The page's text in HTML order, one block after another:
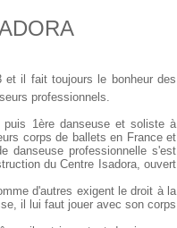
il fait toujours le bonheur des
professionnels.
1ère danseuse et soliste à
corps de ballets en France et
danseuse professionnelle s'est
du Centre Isadora, ouvert
d'autres exigent le droit à la
il lui faut jouer avec son corps